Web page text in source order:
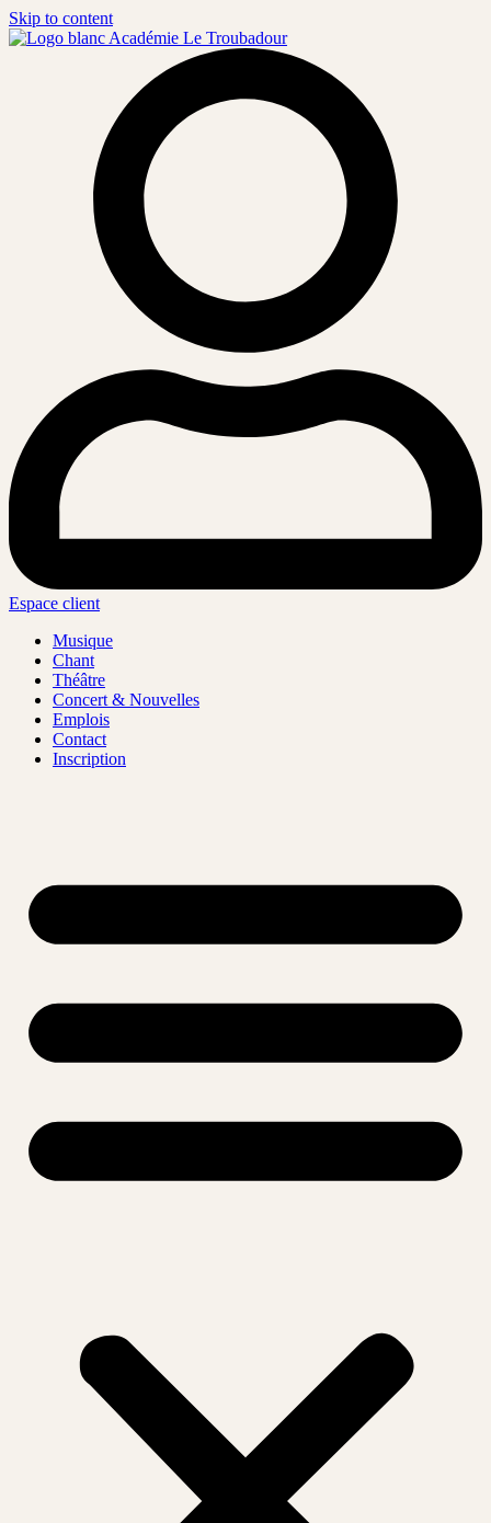
Skip to content
Espace client
Musique
Chant
Théâtre
Concert & Nouvelles
Emplois
Contact
Inscription